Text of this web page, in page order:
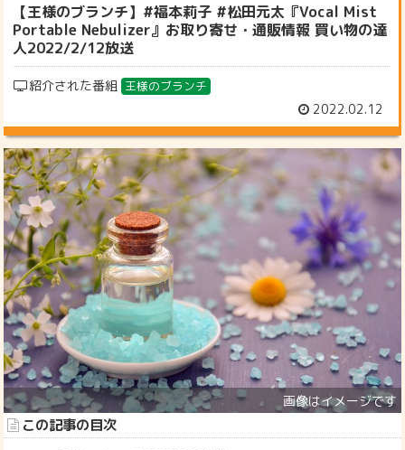
【王様のブランチ】#福本莉子 #松田元太『Vocal Mist
Portable Nebulizer』お取り寄せ・通販情報 買い物の達
人2022/2/12放送
紹介された番組 王様のブランチ
2022.02.12
この記事の目次